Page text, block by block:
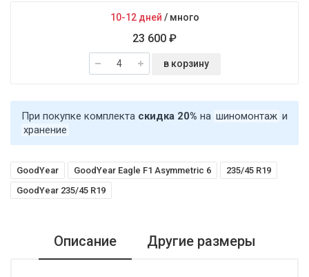
10-12 дней / много
23 600 ₽
в корзину
При покупке комплекта скидка 20% на шиномонтаж и
хранение
GoodYear GoodYear Eagle F1 Asymmetric 6
235/45 R19
GoodYear 235/45 R19
Описание Другие размеры